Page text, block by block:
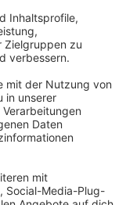
aus
kostenlos
aber für